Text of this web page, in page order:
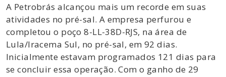
A Petrobrás alcançou mais um recorde em suas
atividades no pré-sal. A empresa perfurou e
completou o poço 8-LL-38D-RJS, na área de
Lula/Iracema Sul, no pré-sal, em 92 dias.
Inicialmente estavam programados 121 dias para
se concluir essa operação. Com o ganho de 29